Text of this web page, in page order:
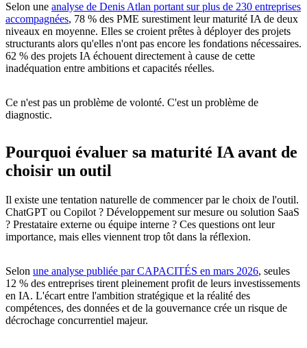
Selon une analyse de Denis Atlan portant sur plus de 230 entreprises
accompagnées, 78 % des PME surestiment leur maturité IA de deux
niveaux en moyenne. Elles se croient prêtes à déployer des projets
structurants alors qu'elles n'ont pas encore les fondations nécessaires.
62 % des projets IA échouent directement à cause de cette
inadéquation entre ambitions et capacités réelles.
Ce n'est pas un problème de volonté. C'est un problème de
diagnostic.
Pourquoi évaluer sa maturité IA avant de
choisir un outil
Il existe une tentation naturelle de commencer par le choix de l'outil.
ChatGPT ou Copilot ? Développement sur mesure ou solution SaaS
? Prestataire externe ou équipe interne ? Ces questions ont leur
importance, mais elles viennent trop tôt dans la réflexion.
Selon une analyse publiée par CAPACITÉS en mars 2026, seules
12 % des entreprises tirent pleinement profit de leurs investissements
en IA. L'écart entre l'ambition stratégique et la réalité des
compétences, des données et de la gouvernance crée un risque de
décrochage concurrentiel majeur.